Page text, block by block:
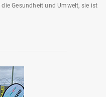
Gesundheit und Umwelt, sie ist